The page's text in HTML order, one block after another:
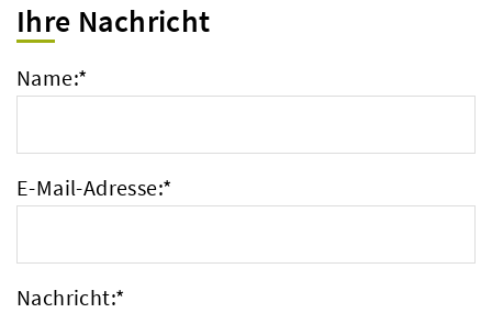
Ihre Nachricht
Name:*
E-Mail-Adresse:*
Nachricht:*